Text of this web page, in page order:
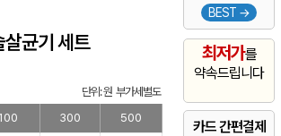
BEST →
최저가를
약속드립니다
카드 간편결제
균기 세트
단위: 원 부가세별도
300 500